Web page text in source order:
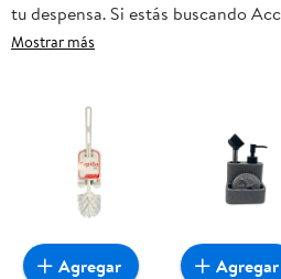
tu despensa. Si estás buscando
frescas, carnes, pan o productos
oportunidad sea realmente
Mostrar más
Agregar Agregar